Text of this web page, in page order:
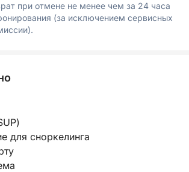
при отмене не менее чем за 24 часа
(за исключением сервисных
для сноркелинга